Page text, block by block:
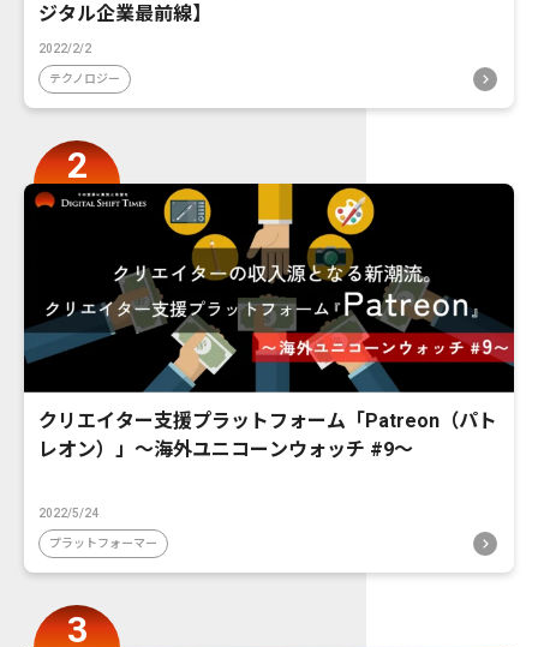
ジタル企業最前線】
2022/2/2
テクノロジー
クリエイター支援プラットフォーム「Patreon（パト
レオン）」〜海外ユニコーンウォッチ #9〜
2022/5/24
プラットフォーマー